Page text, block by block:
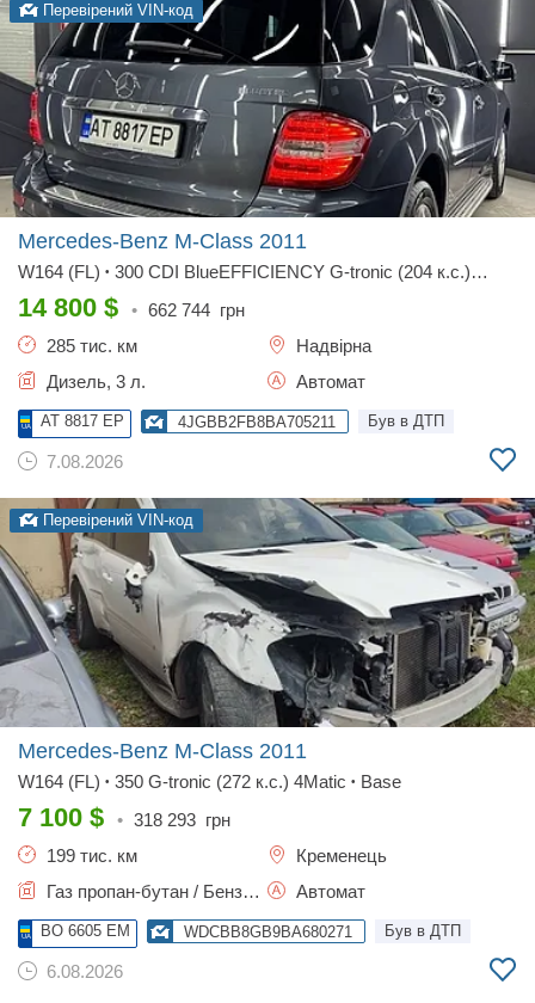
Перевірений VIN-код
Mercedes-Benz M-Class 2011
W164 (FL) • 300 CDI BlueEFFICIENCY G-tronic (204 к.с.)
4Matic Base
14 800 $ • 662 744 грн
285 тис. км
Надвірна
Дизель, 3 л.
Автомат
AT 8817 EP 4JGBB2FB8BA705211 Був в ДТП
7.08.2026
Перевірений VIN-код
Mercedes-Benz M-Class 2011
W164 (FL) • 350 G-tronic (272 к.с.) 4Matic • Base
7 100 $ • 318 293 грн
199 тис. км
Кременець
Газ пропан-бутан / Бензин, 3.5 л.
Автомат
BO 6605 EM WDCBB8GB9BA680271 Був в ДТП
6.08.2026